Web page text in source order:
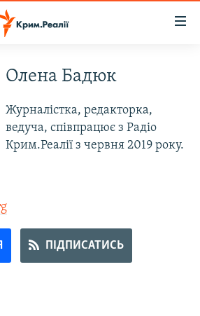
Олена Бадюк
Журналістка, редакторка,
ведуча, співпрацює з Радіо
Крим.Реалії з червня 2019 року.
ПІДПИСАТИСЬ